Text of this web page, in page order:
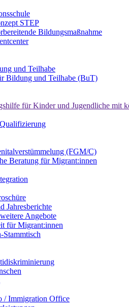
STEP
Bildungsmaßnahme
und Teilhabe
Bildung und Teilhabe (BuT)
für Kinder und Jugendliche mit
(FGM/C)
Beratung für Migrant:innen
Jahresberichte
Angebote
für Migrant:innen
Stammtisch
/ Immigration Office